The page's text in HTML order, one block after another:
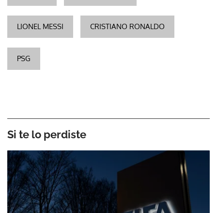
LIONEL MESSI CRISTIANO RONALDO
PSG
Si te lo perdiste